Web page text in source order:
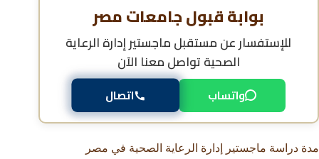
بوابة قبول جامعات مصر
للإستفسار عنمستقبل ماجستير إدارة الرعاية
الصحيةتواصل معنا الآن
واتساب اتصال
مدة دراسة ماجستير إدارة الرعاية الصحية في مصر